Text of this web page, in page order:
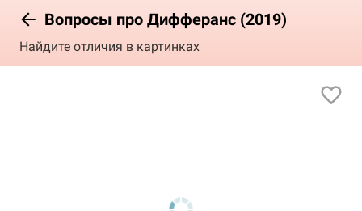
Вопросы про Дифферанс (2019)
Найдите отличия в картинках